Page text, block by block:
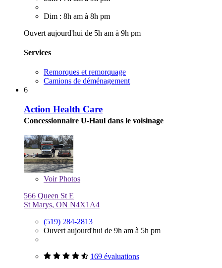
Dim : 8h am à 8h pm
Ouvert aujourd'hui de 5h am à 9h pm
Services
Remorques et remorquage
Camions de déménagement
6
Action Health Care
Concessionnaire U-Haul dans le voisinage
VoirPhotos
566 Queen St E
St Marys, ON N4X1A4
(519) 284-2813
Ouvert aujourd'hui de 9h am à 5h pm
169 évaluations